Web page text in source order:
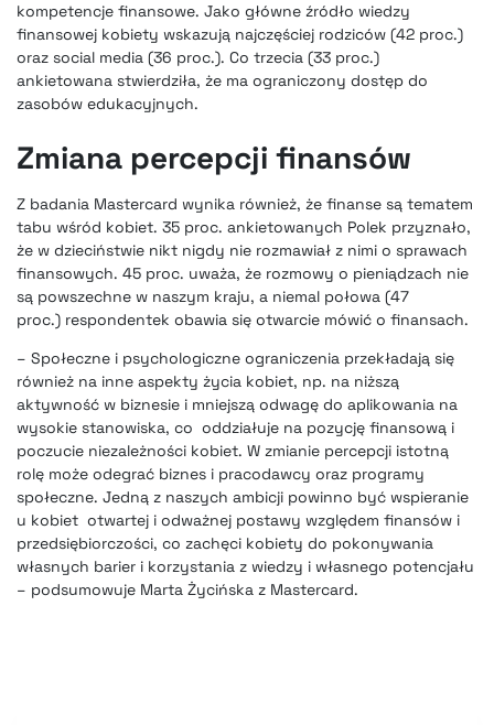
kompetencje finansowe. Jako główne źródło wiedzy
finansowej kobiety wskazują najczęściej rodziców (42 proc.)
oraz social media (36 proc.). Co trzecia (33 proc.)
ankietowana stwierdziła, że ma ograniczony dostęp do
zasobów edukacyjnych.
Zmiana percepcji finansów
Z badania Mastercard wynika również, że finanse są tematem
tabu wśród kobiet. 35 proc. ankietowanych Polek przyznało,
że w dzieciństwie nikt nigdy nie rozmawiał z nimi o sprawach
finansowych. 45 proc. uważa, że rozmowy o pieniądzach nie
są powszechne w naszym kraju, a niemal połowa (47
proc.) respondentek obawia się otwarcie mówić o finansach.
– Społeczne i psychologiczne ograniczenia przekładają się
również na inne aspekty życia kobiet, np. na niższą
aktywność w biznesie i mniejszą odwagę do aplikowania na
wysokie stanowiska, co oddziałuje na pozycję finansową i
poczucie niezależności kobiet. W zmianie percepcji istotną
rolę może odegrać biznes i pracodawcy oraz programy
społeczne. Jedną z naszych ambicji powinno być wspieranie
u kobiet otwartej i odważnej postawy względem finansów i
przedsiębiorczości, co zachęci kobiety do pokonywania
własnych barier i korzystania z wiedzy i własnego potencjału
– podsumowuje Marta Życińska z Mastercard.